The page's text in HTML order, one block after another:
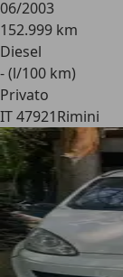
06/2003
152.999 km
Diesel
- (l/100 km)
Privato
IT 47921Rimini